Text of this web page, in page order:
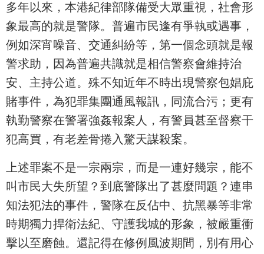
多年以來，本港紀律部隊備受大眾重視，社會形
象最高的就是警隊。普遍市民逢有爭執或遇事，
例如深宵噪音、交通糾紛等，第一個念頭就是報
警求助，因為普遍共識就是相信警察會維持治
安、主持公道。殊不知近年不時出現警察包娼庇
賭事件，為犯罪集團通風報訊，同流合污；更有
執勤警察在警署強姦報案人，有警員甚至督察干
犯高買，有老差骨捲入驚天謀殺案。
上述罪案不是一宗兩宗，而是一連好幾宗，能不
叫市民大失所望？到底警隊出了甚麼問題？連串
知法犯法的事件，警隊在反佔中、抗黑暴等非常
時期獨力捍衛法紀、守護我城的形象，被嚴重衝
擊以至磨蝕。還記得在修例風波期間，別有用心